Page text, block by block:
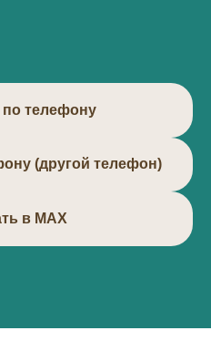
по телефону
(другой телефон)
в МАХ